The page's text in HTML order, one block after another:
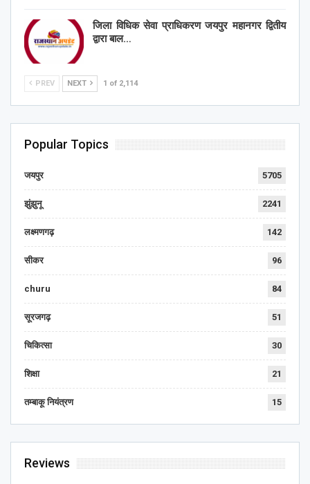
जिला विधिक सेवा प्राधिकरण जयपुर महानगर द्वितीय
द्वारा बाल…
PREV NEXT 1 of 2,114
Popular Topics
जयपुर 5705
झुंझुनू 2241
लक्ष्मणगढ़ 142
सीकर 96
churu 84
सूरजगढ़ 51
चिकित्सा 30
शिक्षा 21
तम्बाकू नियंत्रण 15
Reviews